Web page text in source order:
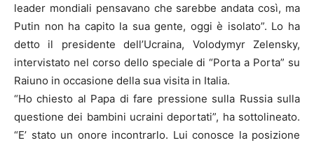
leader mondiali pensavano che sarebbe andata così, ma
Putin non ha capito la sua gente, oggi è isolato”. Lo ha
detto il presidente dell’Ucraina, Volodymyr Zelensky,
intervistato nel corso dello speciale di “Porta a Porta” su
Raiuno in occasione della sua visita in Italia.
“Ho chiesto al Papa di fare pressione sulla Russia sulla
questione dei bambini ucraini deportati”, ha sottolineato.
“E’ stato un onore incontrarlo. Lui conosce la posizione